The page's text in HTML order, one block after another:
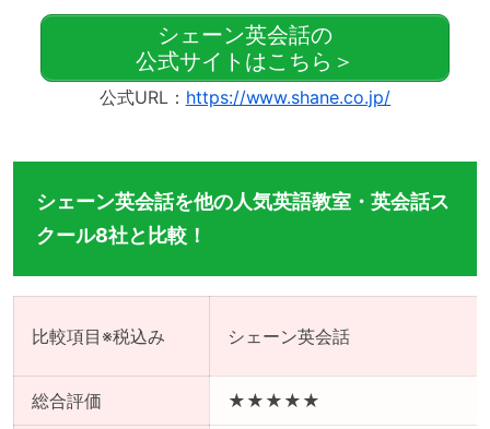
シェーン英会話の
公式サイトはこちら＞
公式URL： https://www.shane.co.jp/
シェーン英会話を他の人気英語教室・英会話ス
クール8社と比較！
比較項目※税込み シェーン英会話
総合評価 ★★★★★